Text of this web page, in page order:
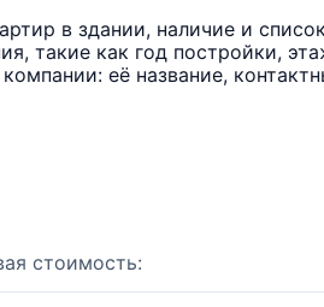
в здании, наличие и
такие как год постройки,
её название,
стоимость: